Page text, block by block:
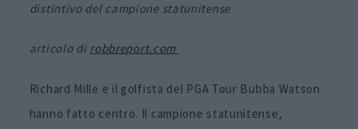
distintivo del campione statunitense
articolo di robbreport.com
Richard Mille e il golfista del PGA Tour Bubba Watson
hanno fatto centro. Il campione statunitense,